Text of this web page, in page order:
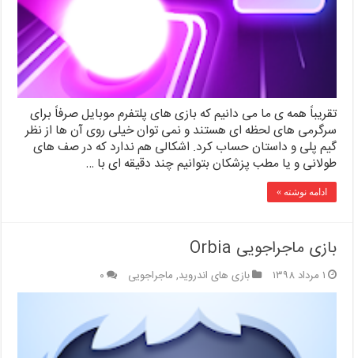
تقریباً همه ی ما می دانیم که بازی های پلتفرم موبایل صرفاً برای
سرگرمی های لحظه ای هستند و نمی توان خیلی روی آن ها از نظر
گیم پلی و داستان حساب کرد. اشکالی هم ندارد که در صف های
طولانی و یا مطب پزشکان بتوانیم چند دقیقه ای با …
ادامه نوشته »
بازی ماجراجویی Orbia
۱ مرداد ۱۳۹۸ بازی های اندروید, ماجراجویی ۰